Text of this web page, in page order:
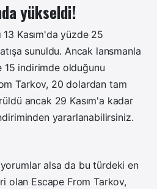
yükseldi!
Kasım'da yüzde 25
sunuldu. Ancak lansmanla
15 indirimde olduğunu
Tarkov, 20 dolardan tam
ancak 29 Kasım'a kadar
yararlanabilirsiniz.
alsa da bu türdeki en
olan Escape From Tarkov,